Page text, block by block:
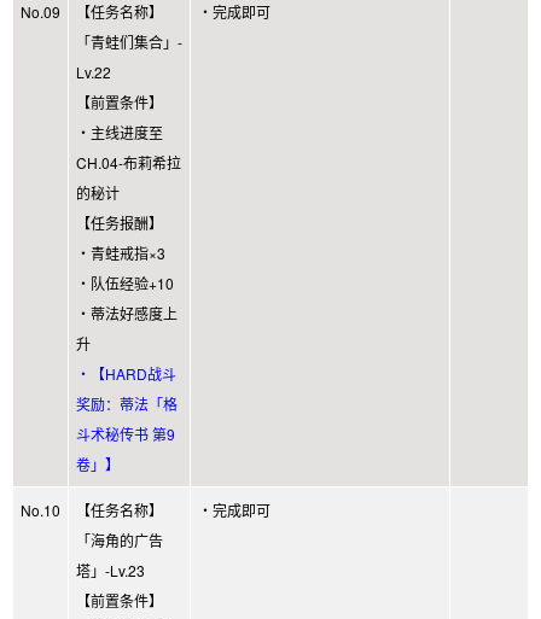
No.09
【任务名称】
「青蛙们集合」-
Lv.22
【前置条件】
・主线进度至
CH.04-布莉希拉
的秘计
【任务报酬】
・青蛙戒指×3
・队伍经验+10
・蒂法好感度上
升
・【HARD战斗
奖励：蒂法「格
斗术秘传书 第9
卷」】
・完成即可
No.10
【任务名称】
「海角的广告
塔」-Lv.23
【前置条件】
・完成即可